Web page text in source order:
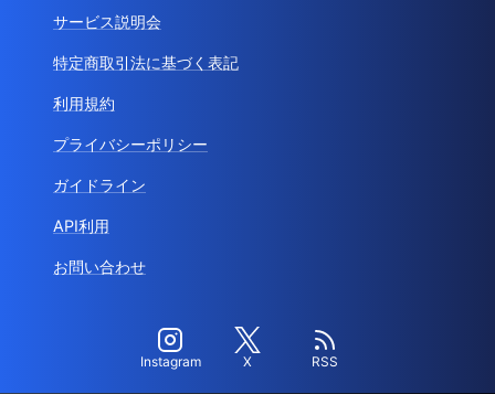
サービス説明会
特定商取引法に基づく表記
利用規約
プライバシーポリシー
ガイドライン
API利用
お問い合わせ
Instagram X RSS